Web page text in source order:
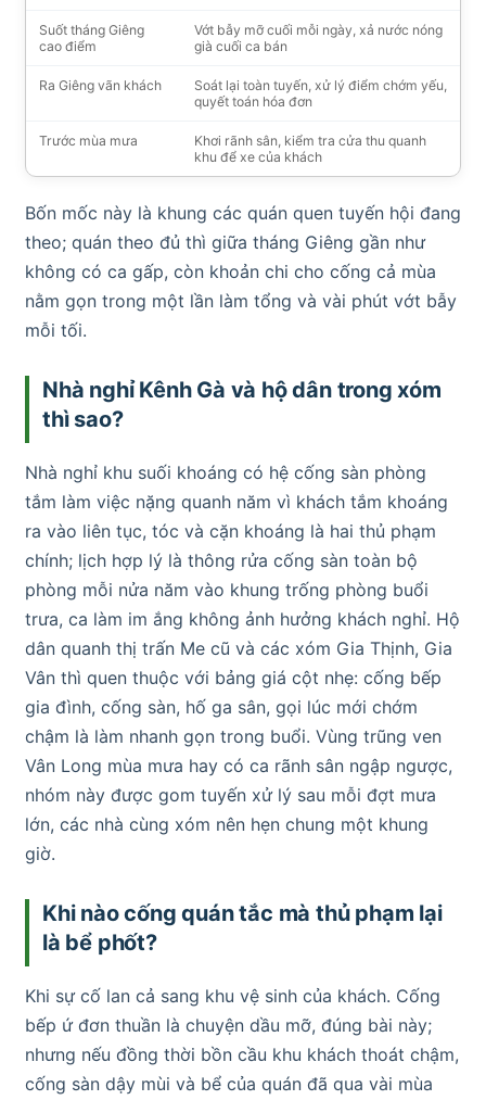
Suốt tháng Giêng
cao điểm
Vớt bẫy mỡ cuối mỗi ngày, xả nước nóng
già cuối ca bán
Ra Giêng vãn khách
Soát lại toàn tuyến, xử lý điểm chớm yếu,
quyết toán hóa đơn
Trước mùa mưa
Khơi rãnh sân, kiểm tra cửa thu quanh
khu để xe của khách
Bốn mốc này là khung các quán quen tuyến hội đang
theo; quán theo đủ thì giữa tháng Giêng gần như
không có ca gấp, còn khoản chi cho cống cả mùa
nằm gọn trong một lần làm tổng và vài phút vớt bẫy
mỗi tối.
Nhà nghỉ Kênh Gà và hộ dân trong xóm
thì sao?
Nhà nghỉ khu suối khoáng có hệ cống sàn phòng
tắm làm việc nặng quanh năm vì khách tắm khoáng
ra vào liên tục, tóc và cặn khoáng là hai thủ phạm
chính; lịch hợp lý là thông rửa cống sàn toàn bộ
phòng mỗi nửa năm vào khung trống phòng buổi
trưa, ca làm im ắng không ảnh hưởng khách nghỉ. Hộ
dân quanh thị trấn Me cũ và các xóm Gia Thịnh, Gia
Vân thì quen thuộc với bảng giá cột nhẹ: cống bếp
gia đình, cống sàn, hố ga sân, gọi lúc mới chớm
chậm là làm nhanh gọn trong buổi. Vùng trũng ven
Vân Long mùa mưa hay có ca rãnh sân ngập ngược,
nhóm này được gom tuyến xử lý sau mỗi đợt mưa
lớn, các nhà cùng xóm nên hẹn chung một khung
giờ.
Khi nào cống quán tắc mà thủ phạm lại
là bể phốt?
Khi sự cố lan cả sang khu vệ sinh của khách. Cống
bếp ứ đơn thuần là chuyện dầu mỡ, đúng bài này;
nhưng nếu đồng thời bồn cầu khu khách thoát chậm,
cống sàn dậy mùi và bể của quán đã qua vài mùa